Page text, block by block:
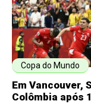
Copa do Mundo
Em Vancouver,
Colômbia após